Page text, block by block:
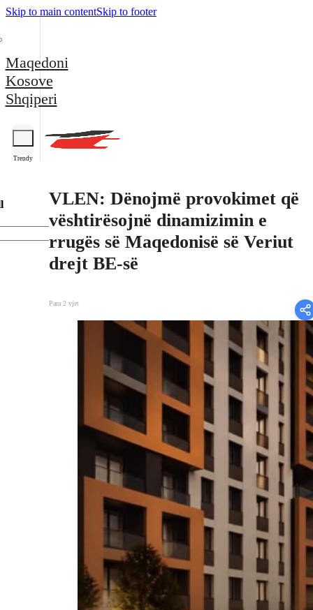
Skip to main contentSkip to footer
Maqedoni
Kosove
Shqiperi
Trendy
VLEN: Dënojmë provokimet që
vështirësojnë dinamizimin e
rrugës së Maqedonisë së Veriut
drejt BE-së
Para 2 vjet